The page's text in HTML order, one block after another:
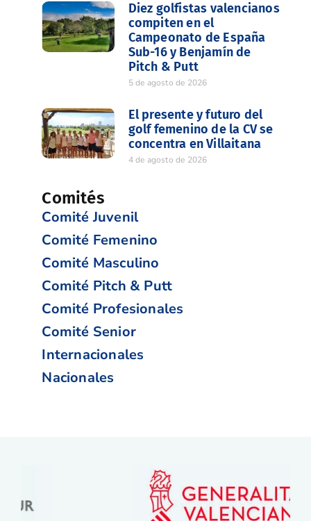
Diez golfistas valencianos
compiten en el
Campeonato de España
Sub-16 y Benjamín de
Pitch & Putt
5 de agosto de 2026
El presente y futuro del
golf femenino de la CV se
concentra en Villaitana
4 de agosto de 2026
Comités
Comité Juvenil
Comité Femenino
Comité Masculino
Comité Pitch & Putt
Comité Profesionales
Comité Senior
Internacionales
Nacionales